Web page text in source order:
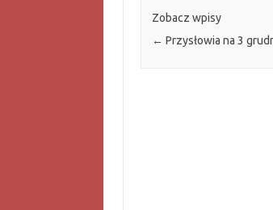
Zobacz wpisy
← Przysłowia na 3